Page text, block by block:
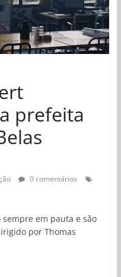
prefeita
0 comentários
em pauta e são
por Thomas